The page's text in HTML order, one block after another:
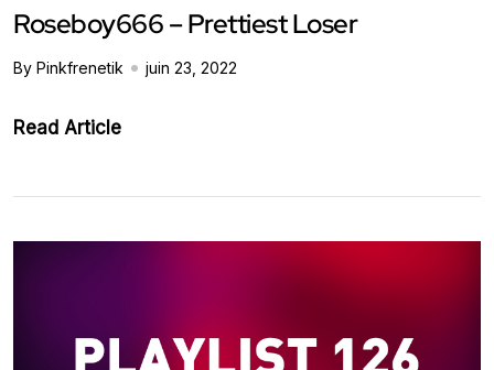
Roseboy666 – Prettiest Loser
By Pinkfrenetik juin 23, 2022
Read Article